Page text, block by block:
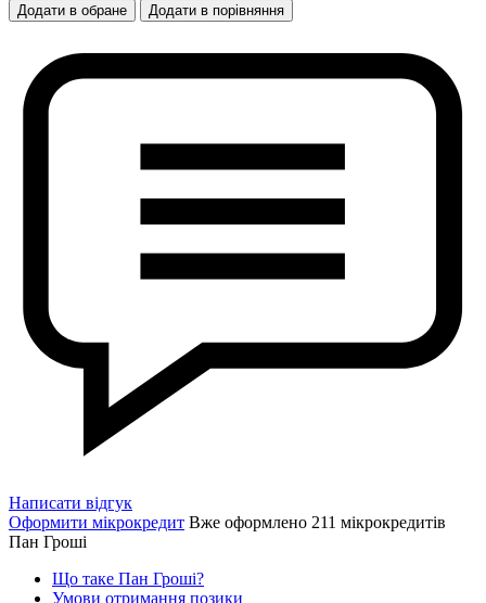
Додати в обране Додати в порівняння
Написати відгук
Оформити мікрокредит Вже оформлено 211 мікрокредитів
Пан Гроші
Що таке Пан Гроші?
Умови отримання позики